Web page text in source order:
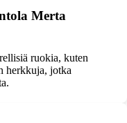
Merta
ruokia, kuten
herkkuja, jotka